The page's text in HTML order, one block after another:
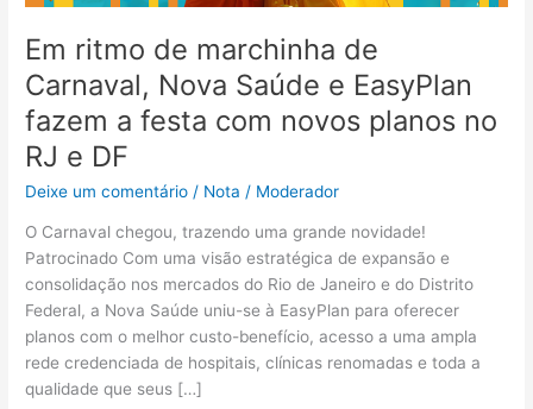
Em ritmo de marchinha de
Carnaval, Nova Saúde e EasyPlan
fazem a festa com novos planos no
RJ e DF
Deixe um comentário / Nota / Moderador
O Carnaval chegou, trazendo uma grande novidade!
Patrocinado Com uma visão estratégica de expansão e
consolidação nos mercados do Rio de Janeiro e do Distrito
Federal, a Nova Saúde uniu-se à EasyPlan para oferecer
planos com o melhor custo-benefício, acesso a uma ampla
rede credenciada de hospitais, clínicas renomadas e toda a
qualidade que seus […]
festa
com
novos
planos
no
RJ
e
DF